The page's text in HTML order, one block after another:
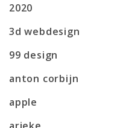
2020
3d webdesign
99 design
anton corbijn
apple